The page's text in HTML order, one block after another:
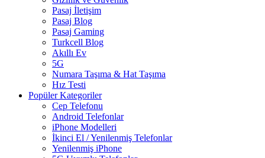
Pasaj İletişim
Pasaj Blog
Pasaj Gaming
Turkcell Blog
Akıllı Ev
5G
Numara Taşıma & Hat Taşıma
Hız Testi
Popüler Kategoriler
Cep Telefonu
Android Telefonlar
iPhone Modelleri
İkinci El / Yenilenmiş Telefonlar
Yenilenmiş iPhone